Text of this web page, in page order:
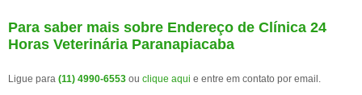
Para saber mais sobre Endereço de Clínica 24
Horas Veterinária Paranapiacaba
Ligue para (11) 4990-6553 ou clique aqui e entre em contato por email.